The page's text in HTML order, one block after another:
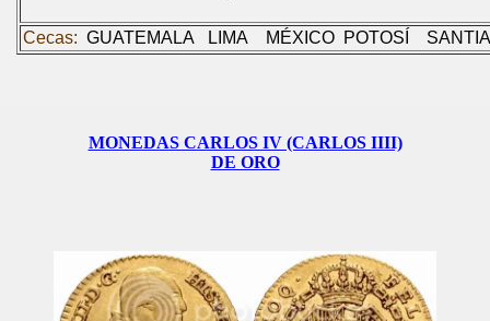
Cecas: GUATEMALA LIMA MÉXICO POTOSÍ
MONEDAS CARLOS IV (CARLOS IIII)
DE ORO